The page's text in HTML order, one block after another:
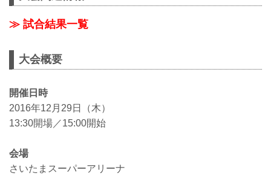
≫ 試合結果一覧
大会概要
開催日時
2016年12月29日（木）
13:30開場／15:00開始
会場
さいたまスーパーアリーナ